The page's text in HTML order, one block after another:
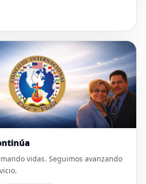
vidas. Seguimos avanzando